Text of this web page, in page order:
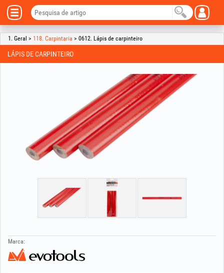
1. Geral > 118. Carpintaria > 0612. Lápis de carpinteiro
LÁPIS DE CARPINTEIRO
Marca: